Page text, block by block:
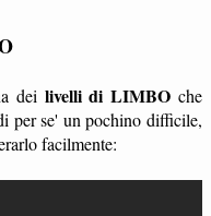
dei livelli di LIMBO che
per se' un pochino difficile,
facilmente: